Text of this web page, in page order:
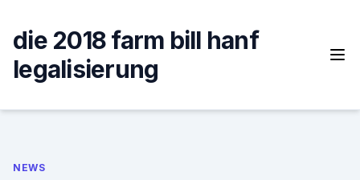
content
die 2018 farm bill hanf
legalisierung
NEWS